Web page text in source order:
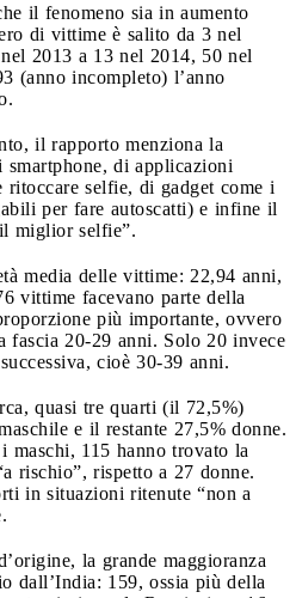
il fenomeno sia in aumento
di vittime è salito da 3 nel
2013 a 13 nel 2014, 50 nel
(anno incompleto) l’anno
il rapporto menziona la
di applicazioni
ritoccare selfie, di gadget come i
per fare autoscatti) e infine il
miglior selfie”.
media delle vittime: 22,94 anni,
vittime facevano parte della
più importante, ovvero
fascia 20-29 anni. Solo 20 invece
cioè 30-39 anni.
quasi tre quarti (il 72,5%)
e il restante 27,5% donne.
maschi, 115 hanno trovato la
rischio”, rispetto a 27 donne.
in situazioni ritenute “non a
la grande maggioranza
dall’India: 159, ossia più della